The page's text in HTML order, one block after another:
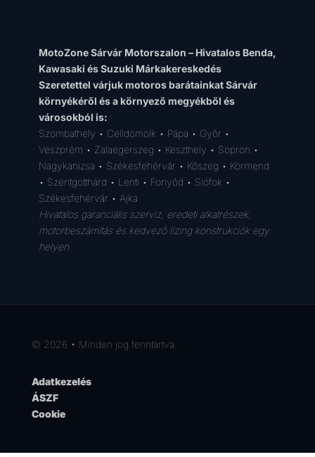
MotoZone Sárvár Motorszalon – Hivatalos Benda,
Kawasaki és Suzuki Márkakereskedés
Szeretettel várjuk motoros barátainkat Sárvár
környékéről és a környező megyékből és
városokból is:
Szombathely • Celldömölk • Pápa • Győr •
Veszprém • Zalaegerszeg • Keszthely • Sopron •
Nagykanizsa • Székesfehérvár • Kőszeg • Körmend
• Szentgotthárd • Lenti • Fonyód • Siófok •
Székesfehérvár • Ajka
Hivatalos garanciális szerviz, eredeti alkatrészek,
motorbeszámítás és kedvező lízing konstrukciók egy
helyen.
© 2026 • Minden jog fenntartva.
Adatkezelés
ÁSZF
Cookie